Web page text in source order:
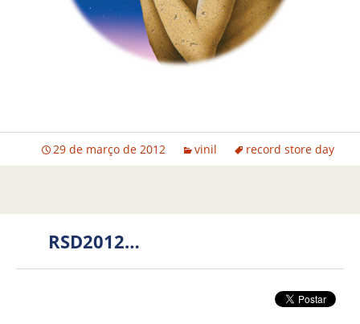
29 de março de 2012 vinil record store day
RSD2012…